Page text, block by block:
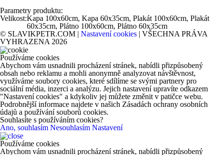
Parametry produktu:
Velikost:Kapa 100x60cm, Kapa 60x35cm, Plakát 100x60cm, Plakát
60x35cm, Plátno 100x60cm, Plátno 60x35cm
© SLAVIKPETR.COM | Nastavení cookies | VŠECHNA PRÁVA
VYHRAZENA 2026
Používáme cookies
Abychom vám usnadnili procházení stránek, nabídli přizpůsobený
obsah nebo reklamu a mohli anonymně analyzovat návštěvnost,
využíváme soubory cookies, které sdílíme se svými partnery pro
sociální média, inzerci a analýzu. Jejich nastavení upravíte odkazem
"Nastavení cookies" a kdykoliv jej můžete změnit v patičce webu.
Podrobnější informace najdete v našich Zásadách ochrany osobních
údajů a používání souborů cookies.
Souhlasíte s používáním cookies?
Ano, souhlasím Nesouhlasím Nastavení
Používáme cookies
Abychom vám usnadnili procházení stránek, nabídli přizpůsobený